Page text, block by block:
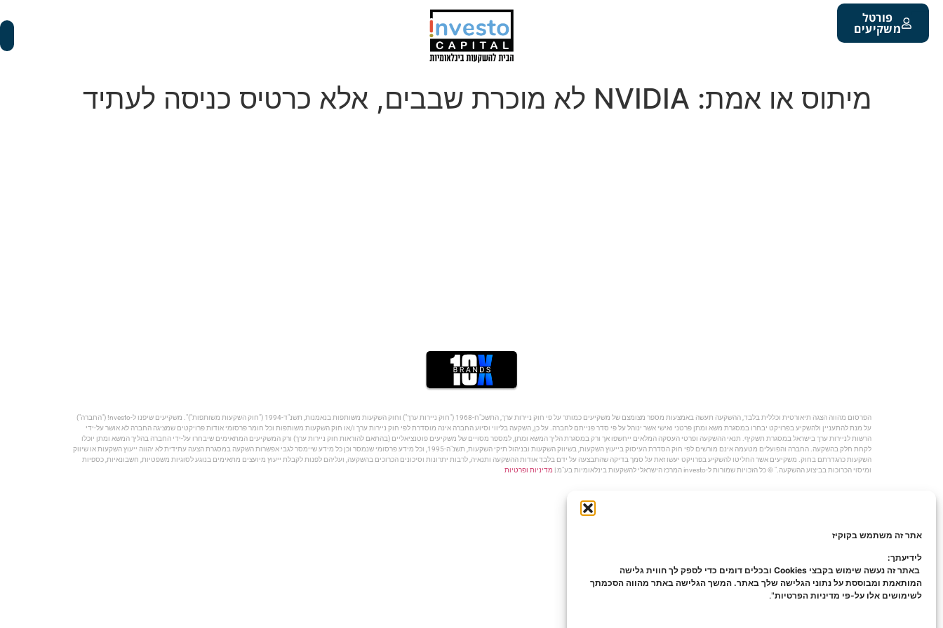
אתר זה משתמש בקוקיז
לידיעתך:
באתר זה נעשה שימוש בקבצי Cookies ובכלים דומים כדי לספק לך חווית גלישה
המותאמת ומבוססת על נתוני הגלישה שלך באתר. המשך הגלישה באתר מהווה הסכמתך
לשימושים אלו על-פי מדיניות הפרטיות".
פורטל
משקיעים
מיתוס או אמת: NVIDIA לא מוכרת שבבים, אלא כרטיס כניסה לעתיד
הפרסום מהווה הצגה תיאורטית וכללית בלבד, ההשקעה תעשה באמצעות מספר מצומצם של משקיעים כמותר על פי חוק ניירות ערך, התשכ"ח-1968 ("חוק ניירות ערך") וחוק השקעות משותפות בנאמנות, תשנ"ד-1994 ("חוק השקעות משותפות")". משקיעים שיפנו ל-nvesto! ("החברה")
על מנת להתעניין ולהשקיע בפרויקט יבחרו במסגרת משא ומתן פרטני ואישי אשר ינוהל על פי סדר פנייתם לחברה. על כן, השקעה בליווי וסיוע החברה אינה מוסדרת לפי חוק ניירות ערך ו/או חוק השקעות משותפות וכל חומר פרסומי אודות פרויקטים שמציגה החברה לא אושר על-ידי
הרשות לניירות ערך בישראל במסגרת תשקיף. תנאי ההשקעה ופרטי העסקה המלאים ייחשפו אך ורק במסגרת הליך המשא ומתן, למספר מסויים של משקיעים פוטנציאליים (בהתאם להוראות חוק ניירות ערך) ורק המשקיעים המתאימים שיבחרו על-ידי החברה בהליך המשא ומתן יוכלו
לקחת חלק בהשקעה. החברה והפועלים מטעמה אינם מורשים לפי חוק הסדרת העיסוק בייעוץ השקעות, בשיווק השקעות ובניהול תיקי השקעות, תשנ"ה-1995, וכל מידע פרסומי שנמסר וכן כל מידע שיימסר לגבי אפשרות השקעה במסגרת הצעה עתידית לא יהווה ייעוץ השקעות או שיווק
השקעות כהגדרתם בחוק. משקיעים אשר החליטו להשקיע בפרויקט יעשו זאת על סמך בדיקה שהתבצעה על ידם בלבד אודות ההשקעה ותנאיה, לרבות יתרונות וסיכונים הכרוכים בהשקעה, ועליהם לפנות לקבלת ייעוץ מיועצים מתאימים בנוגע לסוגיות משפטיות, חשבונאיות, כספיות
ומיסוי הכרוכות בביצוע ההשקעה." © כל הזכויות שמורות ל-investo המרכז הישראלי להשקעות בינלאומיות בע"מ |
מדיניות ופרטיות